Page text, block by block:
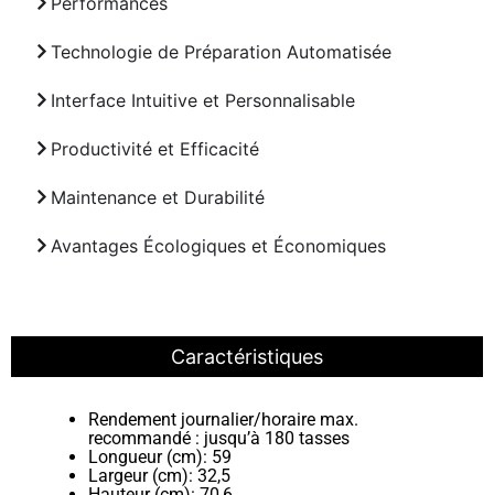
Technologie de Préparation Automatisée
Interface Intuitive et Personnalisable
Productivité et Efficacité
Maintenance et Durabilité
Avantages Écologiques et Économiques
Caractéristiques
Rendement journalier/horaire max.
recommandé : jusqu’à 180 tasses
Longueur (cm): 59
Largeur (cm): 32,5